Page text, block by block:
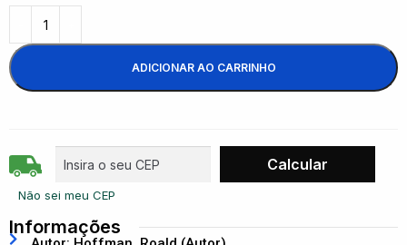
ADICIONAR AO CARRINHO
Não sei meu CEP
Informações